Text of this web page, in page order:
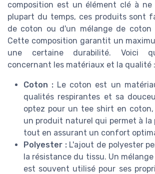
composition est un élément clé à ne
plupart du temps, ces produits sont
de coton ou d'un mélange de coton
Cette composition garantit un
une certaine durabilité. Voici
concernant les matériaux et la qualité :
Coton : Le coton est un
qualités respirantes et sa
optez pour un tee shirt en coton,
un produit naturel qui permet à la
tout en assurant un confort
Polyester :L'ajout de polyester
la résistance du tissu. Un
est souvent utilisé pour ses